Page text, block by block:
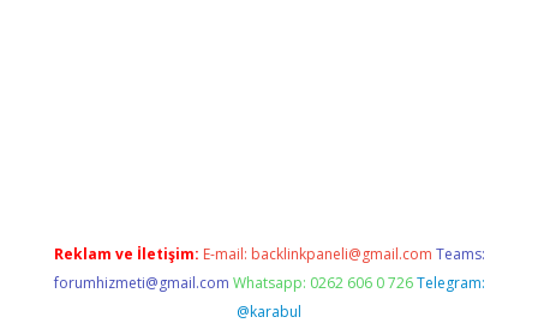
Reklam ve İletişim: E-mail: backlinkpaneli@gmail.com Teams:
forumhizmeti@gmail.com Whatsapp: 0262 606 0 726 Telegram:
@karabul